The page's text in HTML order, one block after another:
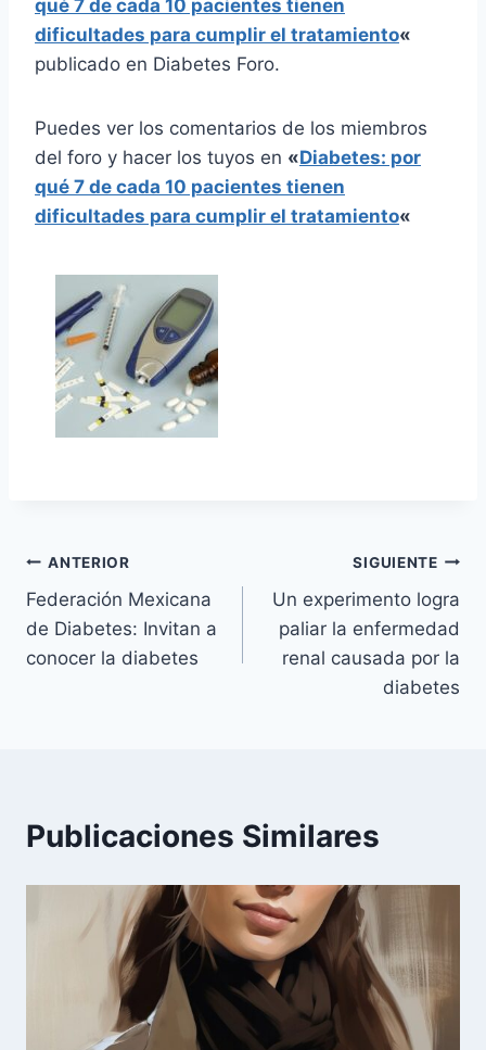
qué 7 de cada 10 pacientes tienen
dificultades para cumplir el tratamiento«
publicado en Diabetes Foro.
Puedes ver los comentarios de los miembros
del foro y hacer los tuyos en «Diabetes: por
qué 7 de cada 10 pacientes tienen
dificultades para cumplir el tratamiento«
Navegación
de
entradas
ANTERIOR
Federación Mexicana
de Diabetes: Invitan a
conocer la diabetes
SIGUIENTE
Un experimento logra
paliar la enfermedad
renal causada por la
diabetes
Publicaciones Similares